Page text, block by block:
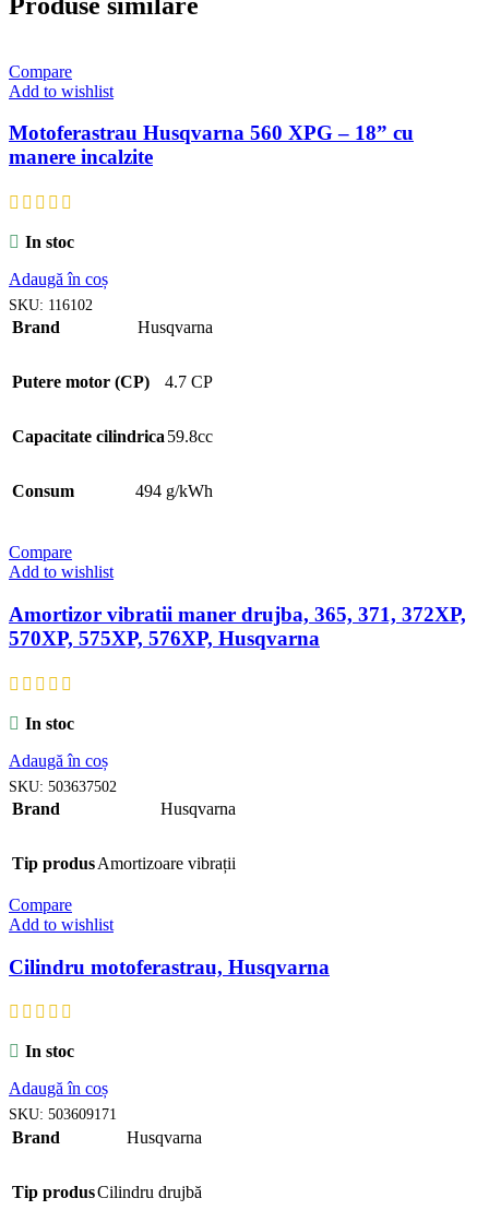
Compare
Add to wishlist
Motoferastrau Husqvarna 560 XPG – 18” cu
manere incalzite
In stoc
Adaugă în coș
SKU: 116102
Brand Husqvarna
Putere motor (CP) 4.7 CP
Capacitate cilindrica 59.8cc
Consum 494 g/kWh
Compare
Add to wishlist
Amortizor vibratii maner drujba, 365, 371, 372XP,
570XP, 575XP, 576XP, Husqvarna
In stoc
Adaugă în coș
SKU: 503637502
Brand Husqvarna
Tip produsAmortizoare vibrații
Compare
Add to wishlist
Cilindru motoferastrau, Husqvarna
In stoc
Adaugă în coș
SKU: 503609171
Brand Husqvarna
Tip produsCilindru drujbă